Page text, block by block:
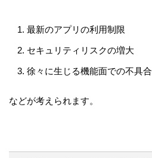
最新のアプリの利用制限
セキュリティリスクの増大
徐々に生じる機能面での不具合
などが考えられます。